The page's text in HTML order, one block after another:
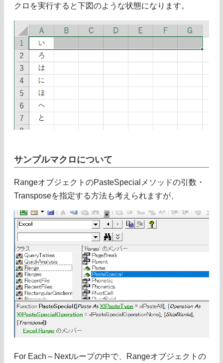
クロを実行すると下図のような状態になります。
サンプルマクロについて
RangeオブジェクトのPasteSpecialメソッドの引数・
Transposeを指定する方法も考えられますが、
For Each～Nextループの中で、Rangeオブジェクトの